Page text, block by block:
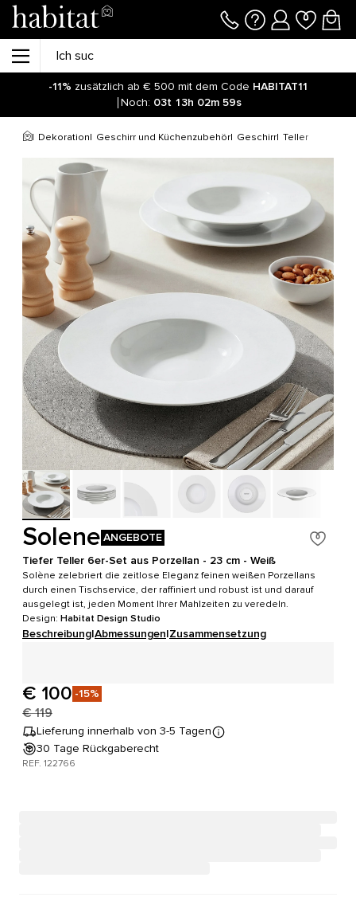
-11% zusätzlich ab € 500 mit dem Code HABITAT11
Noch: 03t 13h 02m 59s
Dekoration Geschirr und Küchenzubehör Geschirr Teller
Solene ANGEBOTE
Tiefer Teller 6er-Set aus Porzellan - 23 cm - Weiß
Solène zelebriert die zeitlose Eleganz feinen weißen Porzellans
durch einen Tischservice, der raffiniert und robust ist und darauf
ausgelegt ist, jeden Moment Ihrer Mahlzeiten zu veredeln.
Design: Habitat Design Studio
Beschreibung|Abmessungen|Zusammensetzung
€ 100 -15%
€ 119
Lieferung innerhalb von 3-5 Tagen
30 Tage Rückgaberecht
REF. 122766